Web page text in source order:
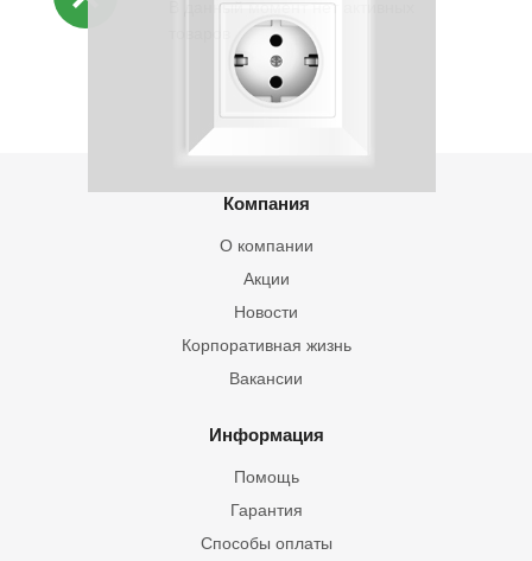
В данный момент нет активных
Компания
О компании
Акции
Новости
Корпоративная жизнь
Вакансии
Информация
Помощь
Гарантия
Способы оплаты